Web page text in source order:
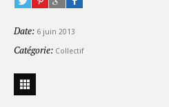
Date: 6 juin 2013
Catégorie: Collectif